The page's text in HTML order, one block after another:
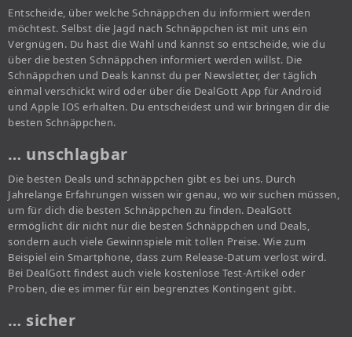
Entscheide, über welche Schnäppchen du informiert werden
möchtest. Selbst die Jagd nach Schnäppchen ist mit uns ein
Vergnügen. Du hast die Wahl und kannst so entscheide, wie du
über die besten Schnäppchen informiert werden willst. Die
Schnäppchen und Deals kannst du per Newsletter, der täglich
einmal verschickt wird oder über die DealGott App für Android
und Apple IOS erhalten. Du entscheidest und wir bringen dir die
besten Schnäppchen.
… unschlagbar
Die besten Deals und schnäppchen gibt es bei uns. Durch
Jahrelange Erfahrungen wissen wir genau, wo wir suchen müssen,
um für dich die besten Schnäppchen zu finden. DealGott
ermöglicht dir nicht nur die besten Schnäppchen und Deals,
sondern auch viele Gewinnspiele mit tollen Preise. Wie zum
Beispiel ein Smartphone, dass zum Release-Datum verlost wird.
Bei DealGott findest auch viele kostenlose Test-Artikel oder
Proben, die es immer für ein begrenztes Kontingent gibt.
… sicher